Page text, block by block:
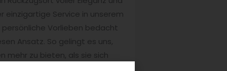
einzigartige Service in unserem
Vorlieben bedacht
Ansatz. So gelingt es uns,
mehr zu bieten, als sie sich